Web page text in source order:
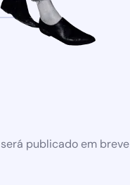
publicado em breve